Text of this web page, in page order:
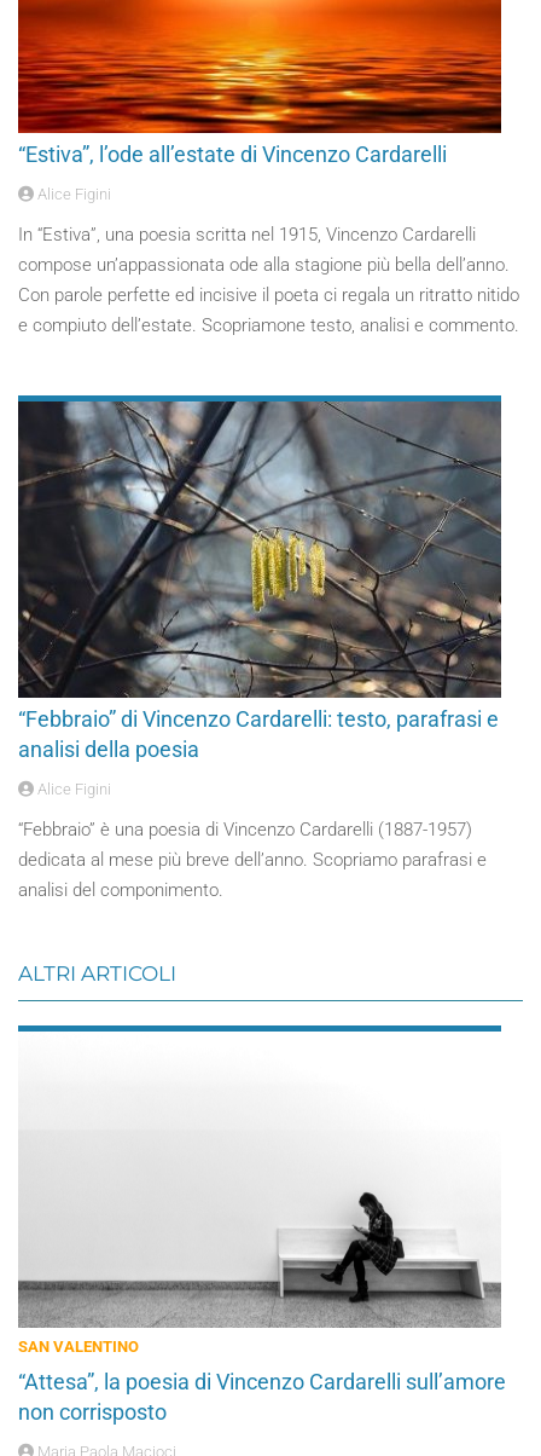
“Estiva”, l’ode all’estate di Vincenzo Cardarelli
Alice Figini
In “Estiva”, una poesia scritta nel 1915, Vincenzo Cardarelli
compose un’appassionata ode alla stagione più bella dell’anno.
Con parole perfette ed incisive il poeta ci regala un ritratto nitido
e compiuto dell’estate. Scopriamone testo, analisi e commento.
“Febbraio” di Vincenzo Cardarelli: testo, parafrasi e
analisi della poesia
Alice Figini
“Febbraio” è una poesia di Vincenzo Cardarelli (1887-1957)
dedicata al mese più breve dell’anno. Scopriamo parafrasi e
analisi del componimento.
ALTRI ARTICOLI
SAN VALENTINO
“Attesa”, la poesia di Vincenzo Cardarelli sull’amore
non corrisposto
Maria Paola Macioci